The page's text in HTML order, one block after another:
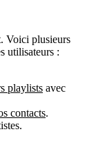
Voici plusieurs
utilisateurs :
playlists avec
contacts.